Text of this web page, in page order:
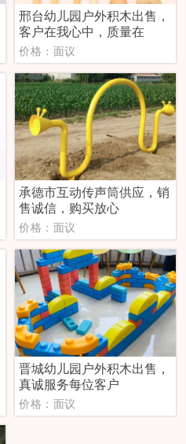
邢台幼儿园户外积木出售，
客户在我心中，质量在
价格：面议
承德市互动传声筒供应，销
售诚信，购买放心
价格：面议
晋城幼儿园户外积木出售，
真诚服务每位客户
价格：面议